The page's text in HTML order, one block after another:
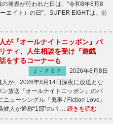
発表が行われた日は、“令和8年8月8
エイト）の日”。SUPER EIGHTは、前
が『オールナイトニッポン』パ
ティ、人生相談を受け『遊戯
をするコーナーも
Ｊ－ＰＯＰ
2026年8月8日
が、2026年8月14日深夜に放送とな
ン放送『オールナイトニッポン』のパ
ューシングル『鬼事 / Fiction Love』
健人が通称“1部”のパ … 続きを読む